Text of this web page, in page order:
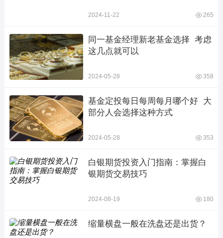
2024-11-22 265
同一基金经理新老基金选择  考虑
这几点就可以
2024-05-28 358
基金定投每日每周每月哪个好  大
部分人会选择这种方式
2024-05-28 353
白银期货投资入门指南：掌握白
银期货交易技巧
2024-08-19 180
缩量横盘一般在洗盘还是出货？